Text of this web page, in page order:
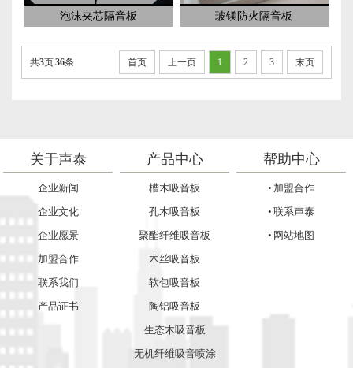
泡沫夹芯隔音板 玻镁防火隔音板
共3页36条 首页 上一页 1 2 3 末页
关于声泰
企业新闻
企业文化
企业愿景
加盟合作
联系我们
产品证书
产品中心
槽木吸音板
孔木吸音板
聚酯纤维吸音板
木丝吸音板
软包吸音板
陶铝吸音板
生态木吸音板
无机纤维吸音喷涂
帮助中心
• 加盟合作
• 联系声泰
• 网站地图